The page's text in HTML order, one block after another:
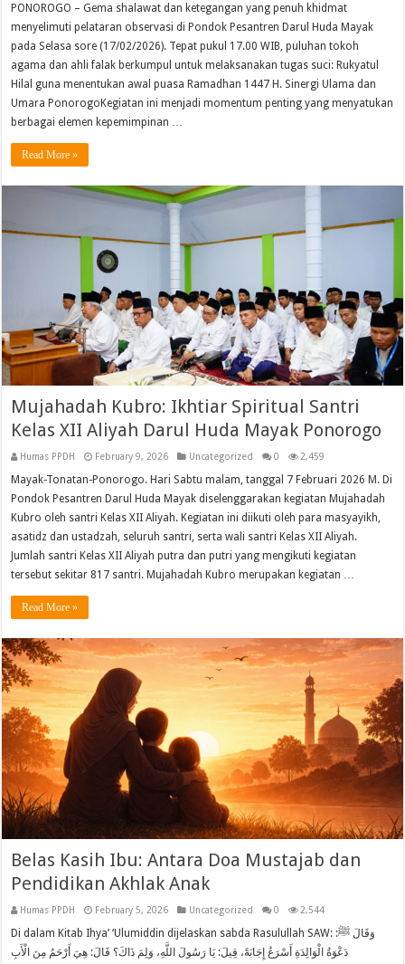
PONOROGO – Gema shalawat dan ketegangan yang penuh khidmat
menyelimuti pelataran observasi di Pondok Pesantren Darul Huda Mayak
pada Selasa sore (17/02/2026). Tepat pukul 17.00 WIB, puluhan tokoh
agama dan ahli falak berkumpul untuk melaksanakan tugas suci: Rukyatul
Hilal guna menentukan awal puasa Ramadhan 1447 H. Sinergi Ulama dan
Umara Ponorogo​Kegiatan ini menjadi momentum penting yang menyatukan
berbagai elemen kepemimpinan …
Read More »
Mujahadah Kubro: Ikhtiar Spiritual Santri
Kelas XII Aliyah Darul Huda Mayak Ponorogo
Humas PPDH February 9, 2026 Uncategorized 0 2,459
Mayak-Tonatan-Ponorogo. Hari Sabtu malam, tanggal 7 Februari 2026 M. Di
Pondok Pesantren Darul Huda Mayak diselenggarakan kegiatan Mujahadah
Kubro oleh santri Kelas XII Aliyah. Kegiatan ini diikuti oleh para masyayikh,
asatidz dan ustadzah, seluruh santri, serta wali santri Kelas XII Aliyah.
Jumlah santri Kelas XII Aliyah putra dan putri yang mengikuti kegiatan
tersebut sekitar 817 santri. Mujahadah Kubro merupakan kegiatan …
Read More »
Belas Kasih Ibu: Antara Doa Mustajab dan
Pendidikan Akhlak Anak
Humas PPDH February 5, 2026 Uncategorized 0 2,544
Di dalam Kitab Ihya’ ‘Ulumiddin dijelaskan sabda Rasulullah SAW: وَقَالَ ﷺ:
دَعْوَةُ الْوَالِدَةِ أَسْرَعُ إِجَابَةً، قِيلَ: يَا رَسُولَ اللَّهِ، وَلِمَ ذَاكَ؟ قَالَ: هِيَ أَرْحَمُ مِنَ الْأَبِ